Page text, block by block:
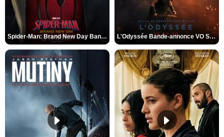
Spider-Man: Brand New Day Bande-annonce VO STFR L'Odyssée Bande-annonce VO STFR